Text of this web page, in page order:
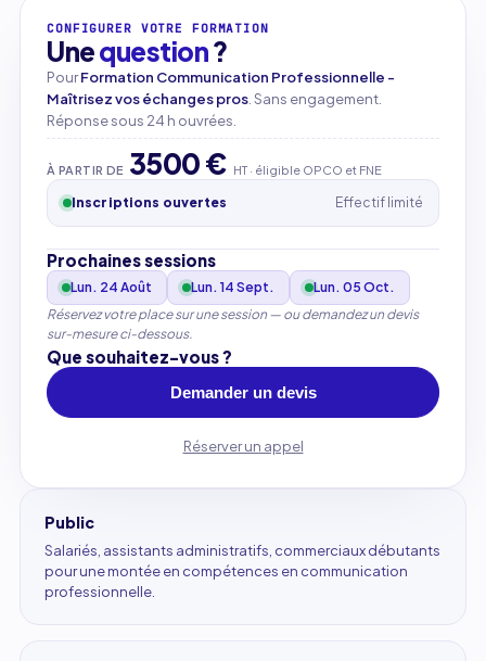
CONFIGURER VOTRE FORMATION
Unequestion?
PourFormation Communication Professionnelle -
Maîtrisez vos échanges pros . Sans engagement.
Réponse sous 24 h ouvrées.
À PARTIR DE 3500 € HT · éligible OPCO et FNE
Inscriptions ouvertes Effectif limité
Prochaines sessions
Lun. 24 Août Lun. 14 Sept.
Lun. 05 Oct.
Réservez votre place sur une session — ou demandez un devis
sur-mesure ci-dessous.
Que souhaitez-vous ?
Demander un devis
Réserver un appel
Public
Salariés, assistants administratifs, commerciaux débutants
pour une montée en compétences en communication
professionnelle.